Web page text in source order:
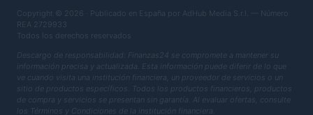
Copyright © 2026 · Publicado en España por AdHub Media S.r.l. — Número
REA 2729933
Todos los derechos reservados
Descargo de responsabilidad: Finanzas24 se compromete a mantener su
información precisa y actualizada. Esta información puede diferir de lo que
ve cuando visita una institución financiera, un proveedor de servicios o un
sitio de productos específicos. Todos los productos financieros, productos
de compra y servicios se presentan sin garantía. Al evaluar ofertas, consulte
los Términos y Condiciones de la institución financiera.